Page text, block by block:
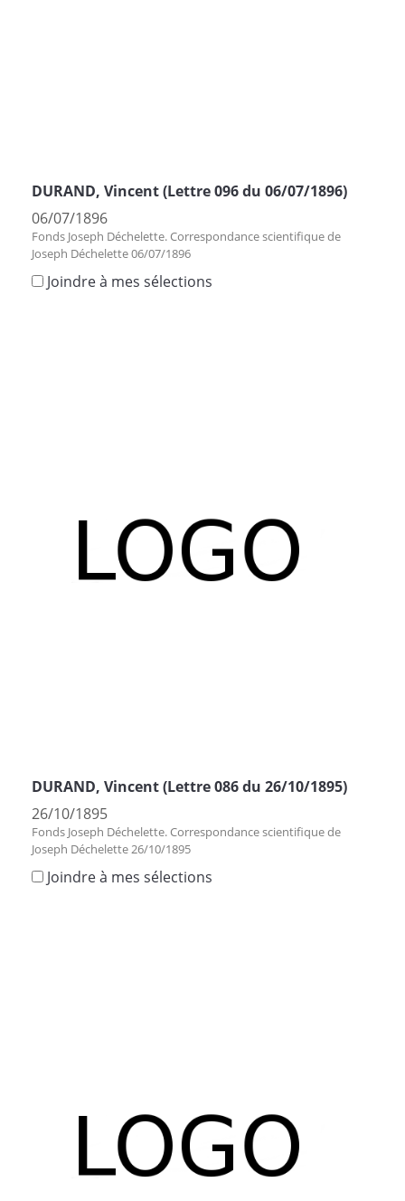
DURAND, Vincent (Lettre 096 du 06/07/1896)
06/07/1896
Fonds Joseph Déchelette. Correspondance scientifique de
Joseph Déchelette 06/07/1896
Joindre à mes sélections
DURAND, Vincent (Lettre 086 du 26/10/1895)
26/10/1895
Fonds Joseph Déchelette. Correspondance scientifique de
Joseph Déchelette 26/10/1895
Joindre à mes sélections